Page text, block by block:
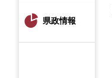
県政情報